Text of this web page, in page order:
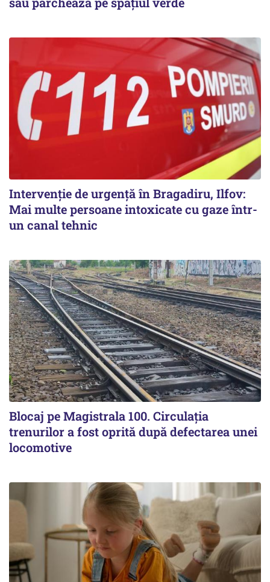
Intervenție de urgență în Bragadiru, Ilfov:
Mai multe persoane intoxicate cu gaze într-
un canal tehnic
Blocaj pe Magistrala 100. Circulația
trenurilor a fost oprită după defectarea unei
locomotive